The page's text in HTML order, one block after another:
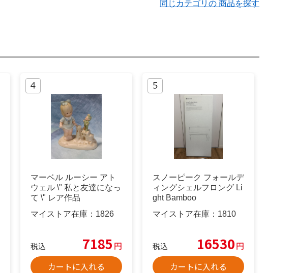
同じカテゴリの 商品を探す
マーベル ルーシー アト
ウェル \" 私と友達になっ
て \" レア作品
マイストア在庫： 1826
税込 7185 円
カートに入れる
スノーピーク フォールデ
ィングシェルフロング Li
ght Bamboo
マイストア在庫： 1810
税込 16530円
カートに入れる